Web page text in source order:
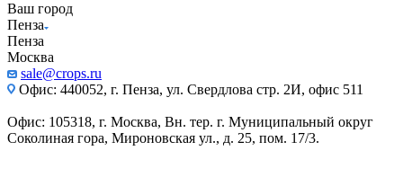
Ваш город
Пенза
Пенза
Москва
sale@crops.ru
Офис: 440052, г. Пенза, ул. Свердлова стр. 2И, офис 511
Офис: 105318, г. Москва, Вн. тер. г. Муниципальный округ
Соколиная гора, Мироновская ул., д. 25, пом. 17/3.